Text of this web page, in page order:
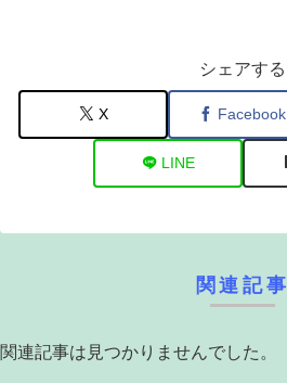
シェアする
X Facebook
LINE
関連記事
関連記事は見つかりませんでした。